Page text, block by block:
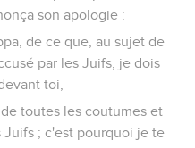
à Sidon ; et Jules, traitant
vers ses amis pour jouir
à l'abri de Chrypre,
;
baigne la Cilicie et la